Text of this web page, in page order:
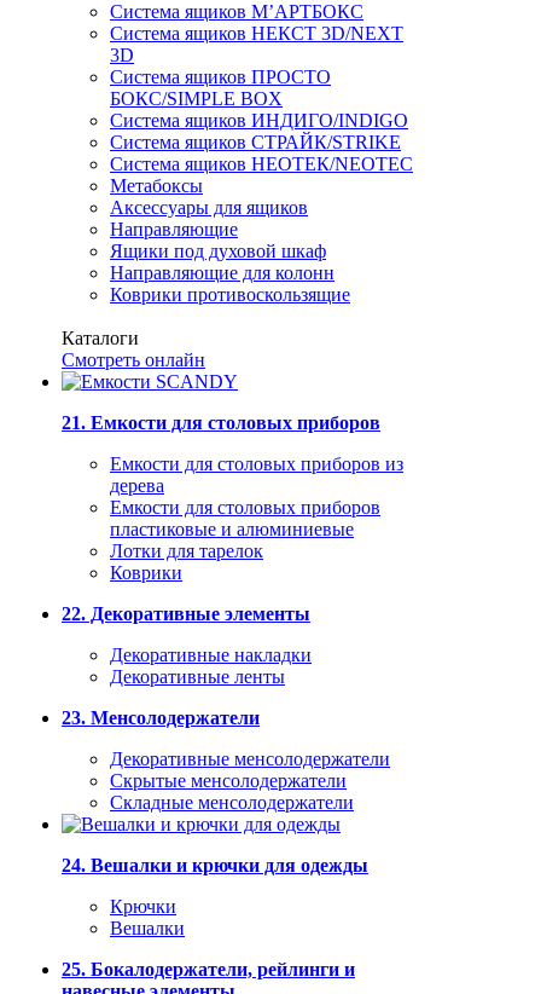
Система ящиков М’АРТБОКС
Система ящиков НЕКСТ 3D/NEXT
3D
Система ящиков ПРОСТО
БОКС/SIMPLE BOX
Система ящиков ИНДИГО/INDIGO
Система ящиков СТРАЙК/STRIKE
Система ящиков НЕОТЕК/NEOTEC
Метабоксы
Аксессуары для ящиков
Направляющие
Ящики под духовой шкаф
Направляющие для колонн
Коврики противоскользящие
Каталоги
Смотреть онлайн
21. Емкости для столовых приборов
Емкости для столовых приборов из
дерева
Емкости для столовых приборов
пластиковые и алюминиевые
Лотки для тарелок
Коврики
22. Декоративные элементы
Декоративные накладки
Декоративные ленты
23. Менсолодержатели
Декоративные менсолодержатели
Скрытые менсолодержатели
Складные менсолодержатели
24. Вешалки и крючки для одежды
Крючки
Вешалки
25. Бокалодержатели, рейлинги и